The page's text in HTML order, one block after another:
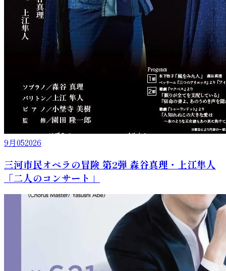
9月052026
三河市民オペラの冒険 第2弾 森谷真理・上江隼人
「二人のコンサート」